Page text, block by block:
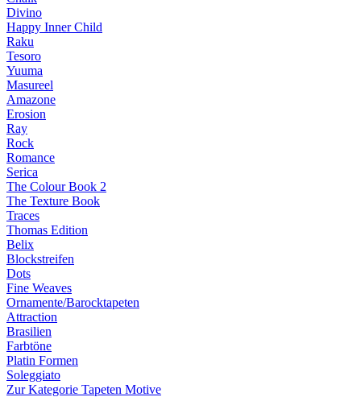
Divino
Happy Inner Child
Raku
Tesoro
Yuuma
Masureel
Amazone
Erosion
Ray
Rock
Romance
Serica
The Colour Book 2
The Texture Book
Traces
Thomas Edition
Belix
Blockstreifen
Dots
Fine Weaves
Ornamente/Barocktapeten
Attraction
Brasilien
Farbtöne
Platin Formen
Soleggiato
Zur Kategorie Tapeten Motive